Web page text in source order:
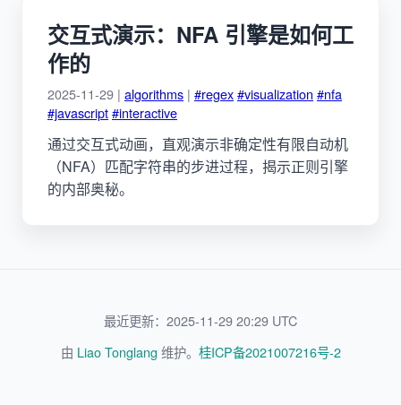
交互式演示：NFA 引擎是如何工
作的
2025-11-29 | algorithms | #regex#visualization #nfa
#javascript#interactive
通过交互式动画，直观演示非确定性有限自动机
（NFA）匹配字符串的步进过程，揭示正则引擎
的内部奥秘。
最近更新：2025-11-29 20:29 UTC
由 Liao Tonglang 维护。 桂ICP备2021007216号-2